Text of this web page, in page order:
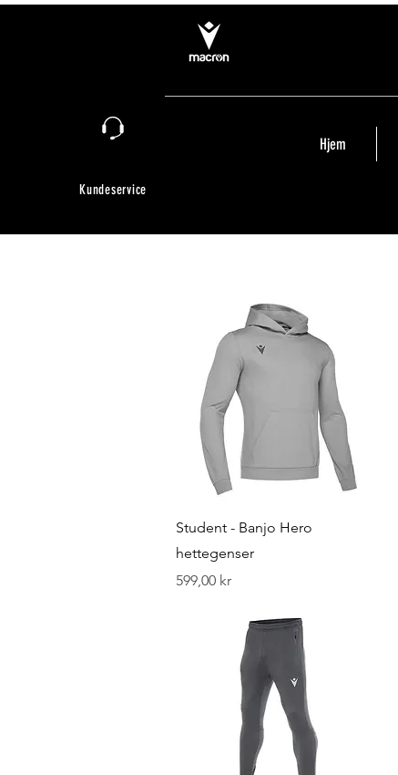
Hjem
Kundeservice
Hurtigvisning
Student - Banjo Hero
hettegenser
Pris
599,00 kr